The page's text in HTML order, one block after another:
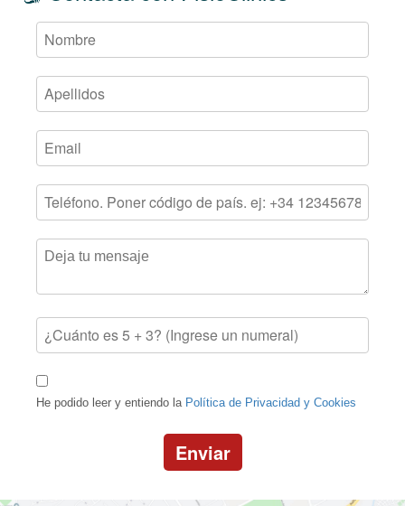
He podido leer y entiendo la Política de Privacidad y Cookies
Enviar